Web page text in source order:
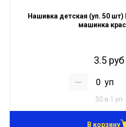
Нашивка детская (уп. 50
машинка
3.5 руб
уп
50 в 1 уп
В корзину